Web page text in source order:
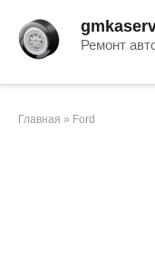
контенту
Ремонт
Главная » Ford